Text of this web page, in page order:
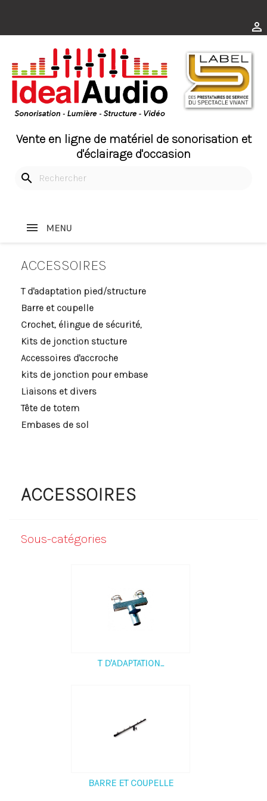

Vente en ligne de matériel de sonorisation et
d'éclairage d'occasion
search
MENU
ACCESSOIRES
T d'adaptation pied/structure
Barre et coupelle
Crochet, élingue de sécurité,
Kits de jonction stucture
Accessoires d'accroche
kits de jonction pour embase
Liaisons et divers
Tête de totem
Embases de sol
ACCESSOIRES
Sous-catégories
T D'ADAPTATION...
BARRE ET COUPELLE